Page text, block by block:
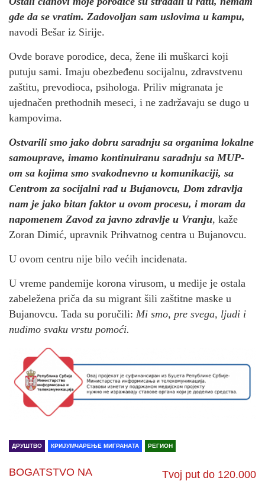
gde da se vratim. Zadovoljan sam uslovima u kampu,
navodi Bešar iz Sirije.
Ovde borave porodice, deca, žene ili muškarci koji
putuju sami. Imaju obezbeđenu socijalnu, zdravstvenu
zaštitu, prevodioca, psihologa. Priliv migranata je
ujednačen prethodnih meseci, i ne zadržavaju se dugo u
kampovima.
Ostvarili smo jako dobru saradnju sa organima lokalne
samouprave, imamo kontinuiranu saradnju sa MUP-
om sa kojima smo svakodnevno u komunikaciji, sa
Centrom za socijalni rad u Bujanovcu, Dom zdravlja
nam je jako bitan faktor u ovom procesu, i moram da
napomenem Zavod za javno zdravlje u Vranju, kaže
Zoran Dimić, upravnik Prihvatnog centra u Bujanovcu.
U ovom centru nije bilo većih incidenata.
U vreme pandemije korona virusom, u medije je ostala
zabeležena priča da su migrant šili zaštitne maske u
Bujanovcu. Tada su poručili: Mi smo, pre svega, ljudi i
nudimo svaku vrstu pomoći.
ДРУШТВО КРИЈУМЧАРЕЊЕ МИГРАНАТА РЕГИОН
BOGATSTVO NA
Tvoj put do 120.000